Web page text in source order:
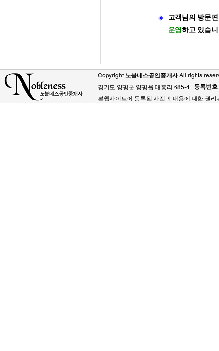
◈
고객님의 방문
운영하고 있습
Copyright 노블네스공인중개사All rights
경기도 양평군 양평읍 대흥리 685-4 | 등록번호
본웹사이트에 등록된 사진과 내용에 대한 권